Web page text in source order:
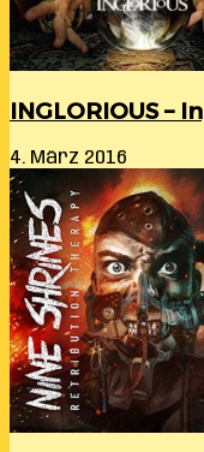
INGLORIOUS –
4. März 2016